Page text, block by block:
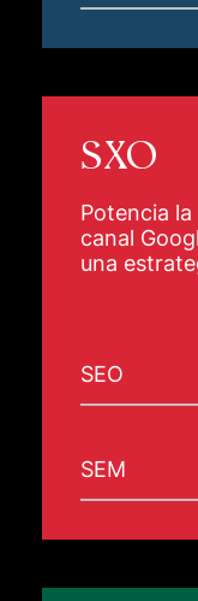
SXO
Potencia
canal
una
SEO
SEM